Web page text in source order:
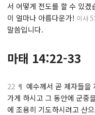
서 어떻게 전도를 할 수 있겠
이 얼마나 아름다운가! 이사
말씀입니다.
마태 14:22-33
22 ¶ 예수께서 곧 제자들을
가게 하시고 그 동안에 군중
에 조용히 기도하시려고 산